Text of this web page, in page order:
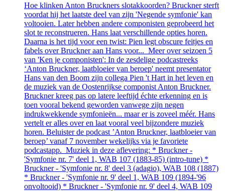
Hoe klinken Anton Bruckners slotakkoorden? Bruckner sterft
voordat hij het laatste deel van zijn 'Negende symfonie' kan
voltooien. Later hebben andere componisten geprobeerd het
slot te reconstrueren. Hans laat verschillende opties horen.
Daarna is het tijd voor een twist: Pien legt obscure feitjes en
fabels over Bruckner aan Hans voor... Meer over seizoen 5
van 'Ken je componisten': In de zesdelige podcastreeks
‘Anton Bruckner, laatbloeier van beroep' neemt presentator
Hans van den Boom zijn collega Pien 't Hart in het leven en
de muziek van de Oostenrijkse componist Anton Bruckner.
Bruckner kreeg pas op latere leeftijd échte erkenning en is
toen vooral bekend geworden vanwege zijn negen
indrukwekkende symfonieën... maar er is zoveel méér. Hans
vertelt er alles over en laat vooral veel bijzondere muziek
horen. Beluister de podcast ’Anton Bruckner, laatbloeier van
beroep’ vanaf 7 november wekelijks via je favoriete
podcastapp. Muziek in deze aflevering: * Bruckner -
'Symfonie nr. 7' deel 1, WAB 107 (1883-85) (intro-tune) *
Bruckner - 'Symfonie nr. 8' deel 3 (adagio), WAB 108 (1887)
* Bruckner - 'Symfonie nr. 9' deel 1, WAB 109 (1894-'96
onvoltooid) * Bruckner - 'Symfonie nr. 9' deel 4, WAB 109